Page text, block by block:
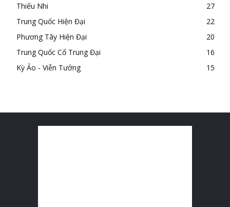
Thiếu Nhi
27
Trung Quốc Hiện Đại
22
Phương Tây Hiện Đại
20
Trung Quốc Cổ Trung Đại
16
Kỳ Ảo - Viễn Tưởng
15